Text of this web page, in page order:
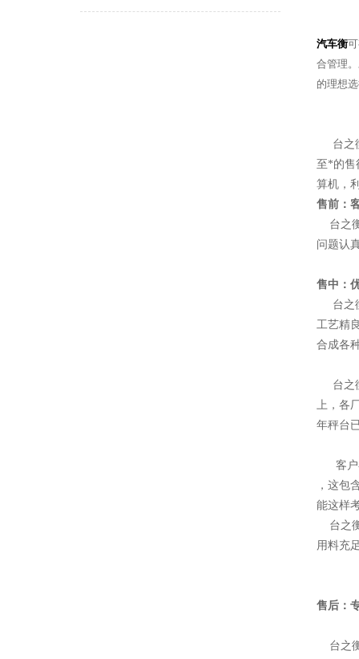
汽车衡
合管理
的理想
台之
至*的售
算机，
售前：
台之
问题认
售中：
台之
工艺精
合成各
台之
上，各
年秤台
客户
，这包
能这样
台之
用料充
售后：
台之